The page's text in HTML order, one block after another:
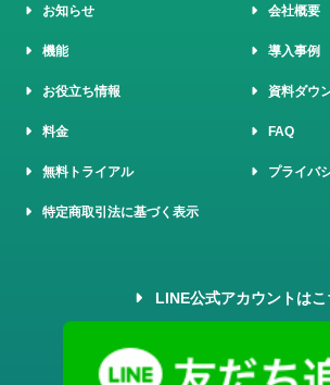
お知らせ 会社概要
機能 導入事例
お役立ち情報 資料ダウ
料金 FAQ
無料トライアル プライバ
特定商取引法に基づく表示
LINE公式アカウントはこ